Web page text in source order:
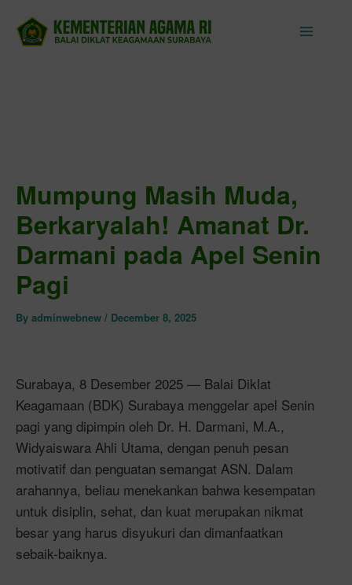
content
Mumpung Masih Muda,
Berkaryalah! Amanat Dr.
Darmani pada Apel Senin
Pagi
By adminwebnew / December 8, 2025
Surabaya, 8 Desember 2025 — Balai Diklat
Keagamaan (BDK) Surabaya menggelar apel Senin
pagi yang dipimpin oleh Dr. H. Darmani, M.A.,
Widyaiswara Ahli Utama, dengan penuh pesan
motivatif dan penguatan semangat ASN. Dalam
arahannya, beliau menekankan bahwa kesempatan
untuk disiplin, sehat, dan kuat merupakan nikmat
besar yang harus disyukuri dan dimanfaatkan
sebaik-baiknya.